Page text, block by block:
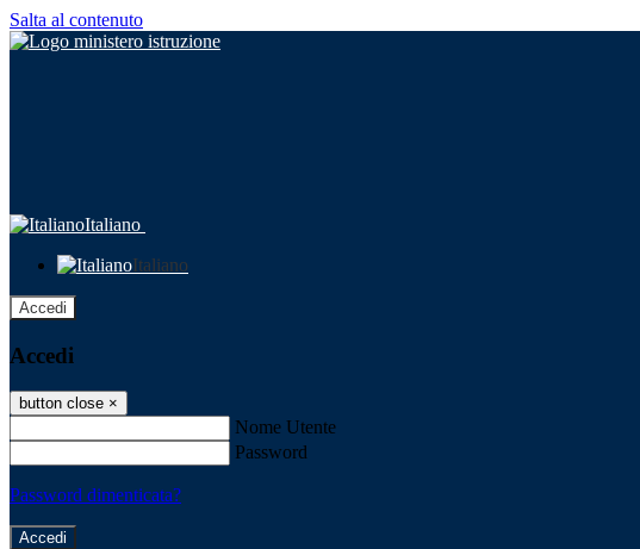
Salta al contenuto
Italiano
Italiano
Accedi
Accedi
button close ×
Nome Utente
Password
Password dimenticata?